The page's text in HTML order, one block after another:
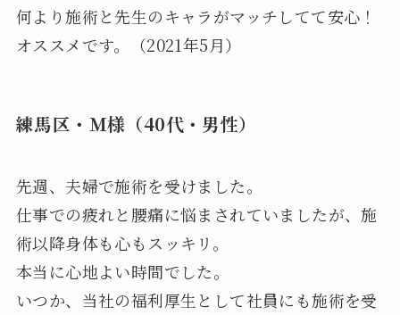
何より施術と先生のキャラがマッチしてて安心！
オススメです。（2021年5月）
練馬区・Ｍ様（40代・男性）
先週、夫婦で施術を受けました。
仕事での疲れと腰痛に悩まされていましたが、施
術以降身体も心もスッキリ。
本当に心地よい時間でした。
いつか、当社の福利厚生として社員にも施術を受